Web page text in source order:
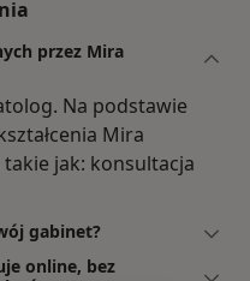
przez Mira
Na podstawie
Mira
takie jak: konsultacja
gabinet?
online, bez